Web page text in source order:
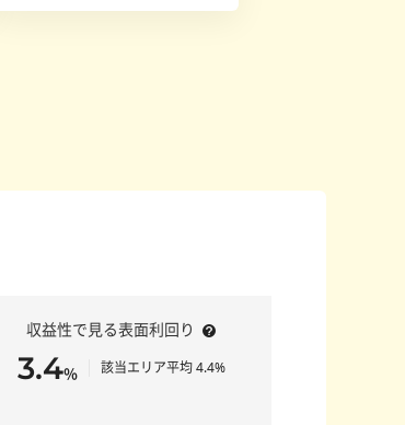
収益性で見る表面利回り
3.4％ 該当エリア平均 4.4%